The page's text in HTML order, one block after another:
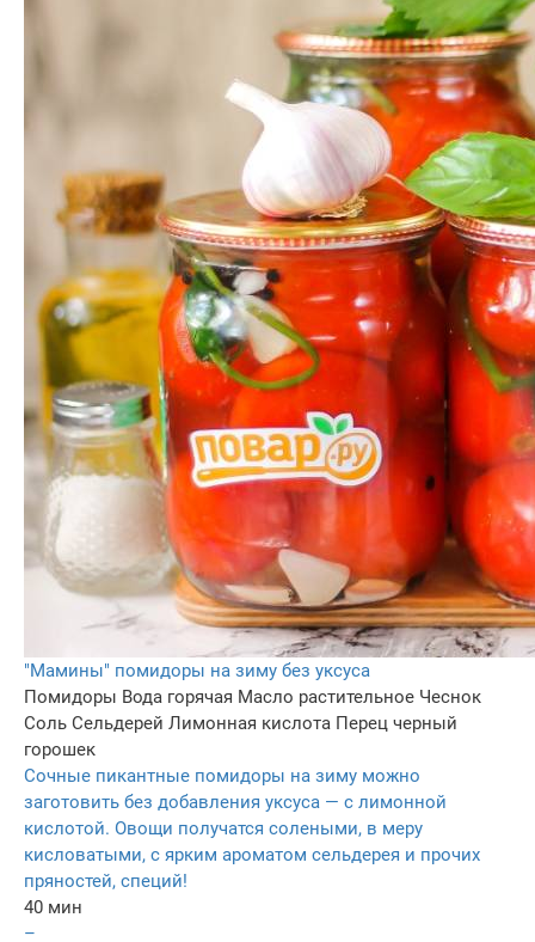
"Мамины" помидоры на зиму без уксуса
Помидоры Вода горячая Масло растительное Чеснок
Соль Сельдерей Лимонная кислота Перец черный
горошек
Сочные пикантные помидоры на зиму можно
заготовить без добавления уксуса — с лимонной
кислотой. Овощи получатся солеными, в меру
кисловатыми, с ярким ароматом сельдерея и прочих
пряностей, специй!
40 мин
–